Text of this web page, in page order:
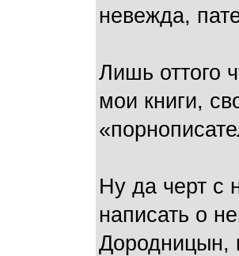
невежда,
Лишь оттого
мои книги,
Ну да черт с
написать о
Дородницын,